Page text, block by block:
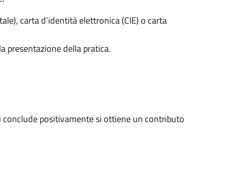
carta d’identità elettronica (CIE) o carta
presentazione della pratica.
positivamente si ottiene un contributo